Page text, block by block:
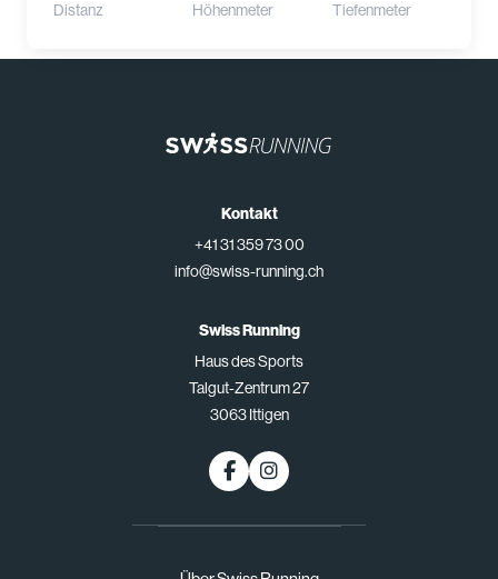
Distanz Höhenmeter Tiefenmeter
Kontakt
+41 31 359 73 00
info@swiss-running.ch
Swiss Running
Haus des Sports
Talgut-Zentrum 27
3063 Ittigen